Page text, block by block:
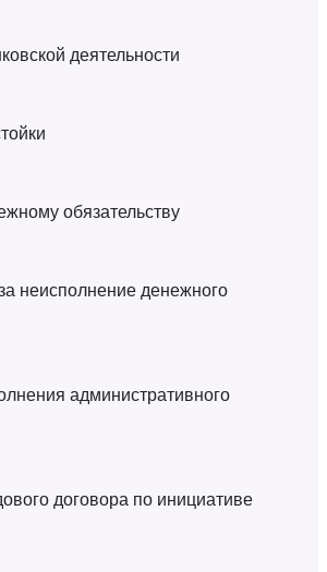
деятельности
обязательству
неисполнение денежного
административного
договора по инициативе